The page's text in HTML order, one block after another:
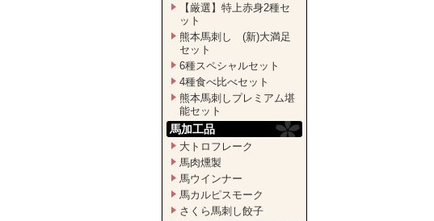
【厳選】特上赤身2種セ
ット
熊本馬刺し (新)大満足
セット
6種スペシャルセット
4種食べ比べセット
熊本馬刺しプレミアム堪
能セット
馬加工品
大トロフレーク
馬肉燻製
馬ウインナー
馬カルピスモーク
さくら馬刺し餃子